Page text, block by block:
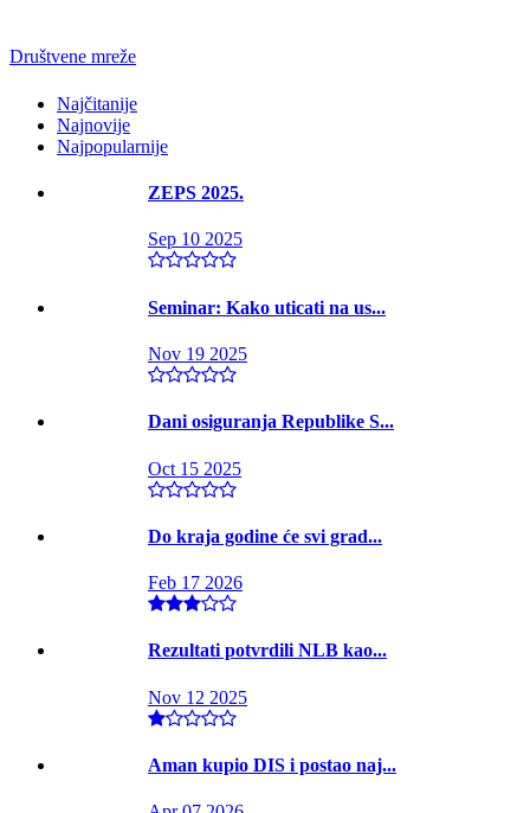
Društvene mreže
Najčitanije
Najnovije
Najpopularnije
ZEPS 2025.
Sep 10 2025
Seminar: Kako uticati na us...
Nov 19 2025
Dani osiguranja Republike S...
Oct 15 2025
Do kraja godine će svi grad...
Feb 17 2026
Rezultati potvrdili NLB kao...
Nov 12 2025
Aman kupio DIS i postao naj...